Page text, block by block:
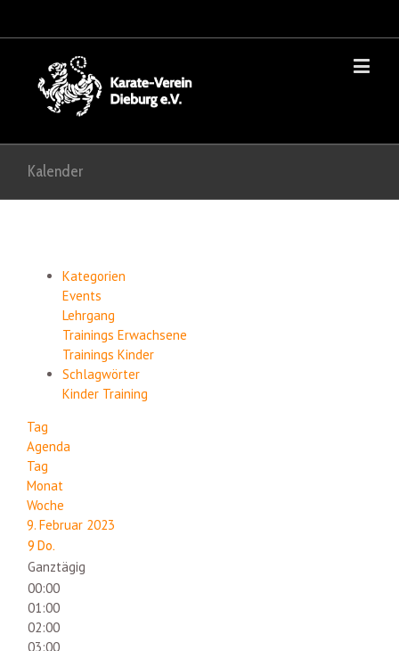
Kalender
Kategorien
Events
Lehrgang
Trainings Erwachsene
Trainings Kinder
Schlagwörter
Kinder Training
Tag
Agenda
Tag
Monat
Woche
9. Februar 2023
9 Do.
Ganztägig
00:00
01:00
02:00
03:00